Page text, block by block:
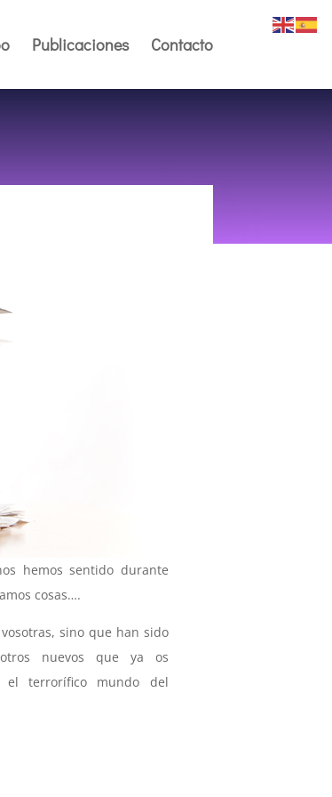
Publicaciones Contacto
hemos sentido durante
cosas….
sino que han sido
otros nuevos que ya os
el terrorífico mundo del